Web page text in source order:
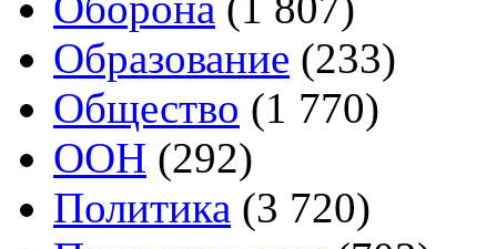
Образование (233)
Общество (1 770)
ООН (292)
Политика (3 720)